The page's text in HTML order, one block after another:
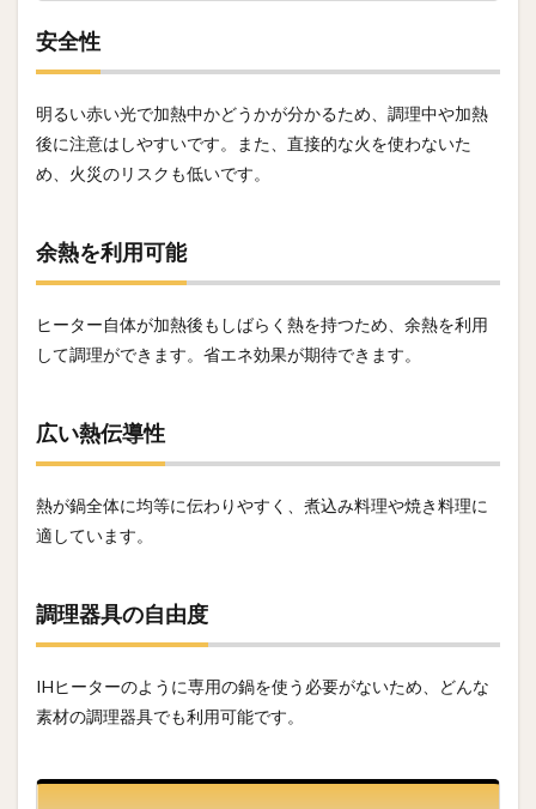
安全性
明るい赤い光で加熱中かどうかが分かるため、調理中や加熱
後に注意はしやすいです。また、直接的な火を使わないた
め、火災のリスクも低いです。
余熱を利用可能
ヒーター自体が加熱後もしばらく熱を持つため、余熱を利用
して調理ができます。省エネ効果が期待できます。
広い熱伝導性
熱が鍋全体に均等に伝わりやすく、煮込み料理や焼き料理に
適しています。
調理器具の自由度
IHヒーターのように専用の鍋を使う必要がないため、どんな
素材の調理器具でも利用可能です。